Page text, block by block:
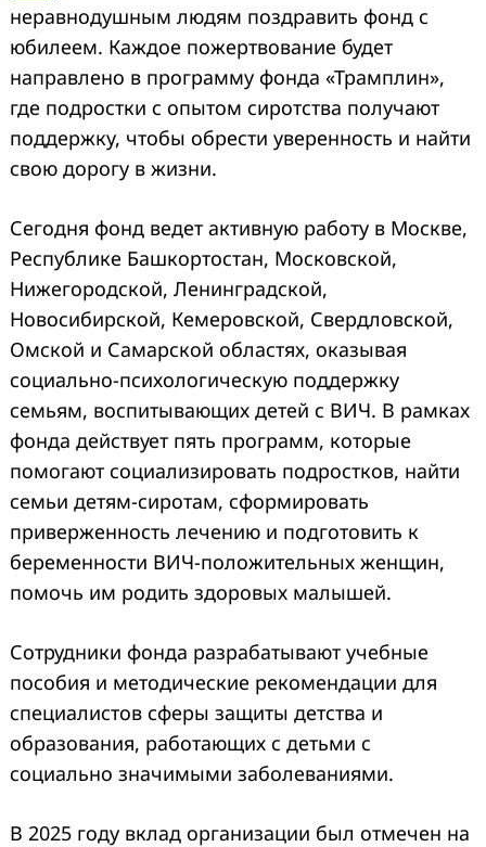
неравнодушным людям поздравить фонд с
юбилеем. Каждое пожертвование будет
направлено в программу фонда «Трамплин»,
где подростки с опытом сиротства получают
поддержку, чтобы обрести уверенность и найти
свою дорогу в жизни.
Сегодня фонд ведет активную работу в Москве,
Республике Башкортостан, Московской,
Нижегородской, Ленинградской,
Новосибирской, Кемеровской, Свердловской,
Омской и Самарской областях, оказывая
социально-психологическую поддержку
семьям, воспитывающих детей с ВИЧ. В рамках
фонда действует пять программ, которые
помогают социализировать подростков, найти
семьи детям-сиротам, сформировать
приверженность лечению и подготовить к
беременности ВИЧ-положительных женщин,
помочь им родить здоровых малышей.
Сотрудники фонда разрабатывают учебные
пособия и методические рекомендации для
специалистов сферы защиты детства и
образования, работающих с детьми с
социально значимыми заболеваниями.
В 2025 году вклад организации был отмечен на